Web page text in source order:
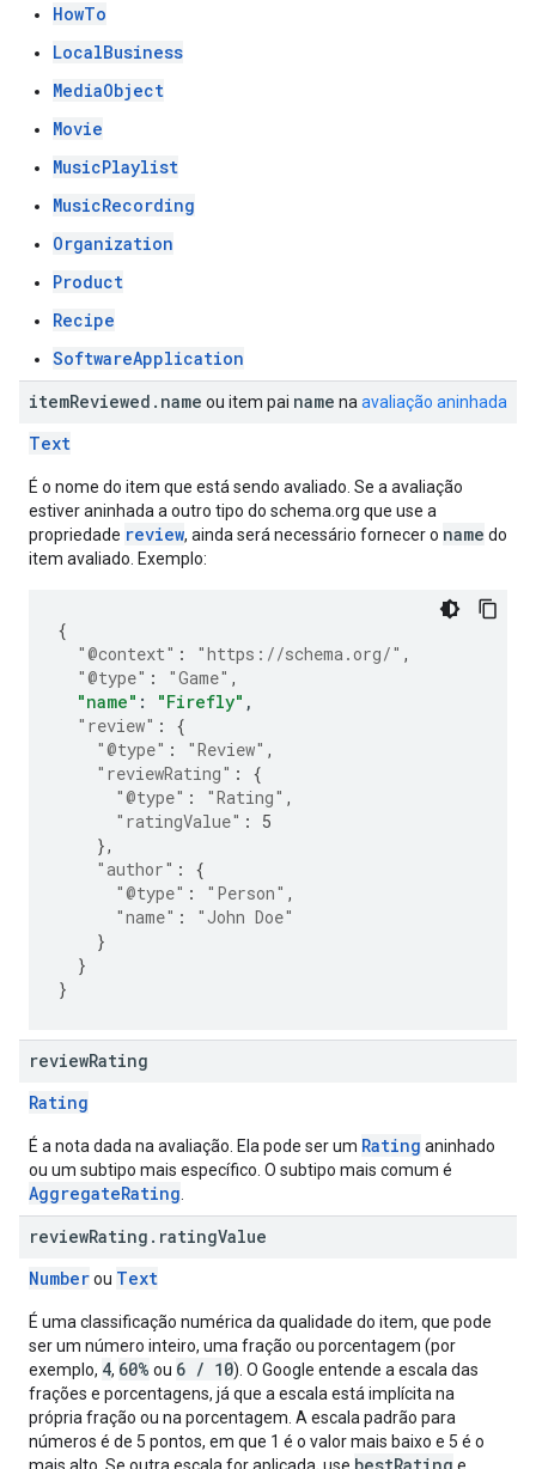
HowTo
LocalBusiness
MediaObject
Movie
MusicPlaylist
MusicRecording
Organization
Product
Recipe
SoftwareApplication
itemReviewed . name ou item pai name na avaliação aninhada
Text
É o nome do item que está sendo avaliado. Se a avaliação
estiver aninhada a outro tipo do schema.org que use a
propriedade review, ainda será necessário fornecer o name do
item avaliado. Exemplo:
{
"@context" : "https://schema.org/" ,
"@type" : "Game" ,
"name" : "Firefly" ,
"review" :
{
"@type" : "Review" ,
"reviewRating" :
{
"@type" : "Rating" ,
"ratingValue" :
5
},
"author" :
{
"@type" : "Person" ,
"name" :
"John Doe"
}
}
}
reviewRating
Rating
É a nota dada na avaliação. Ela pode ser um Rating aninhado
ou um subtipo mais específico. O subtipo mais comum é
AggregateRating
reviewRating . ratingValue
Numberou Text
É uma classificação numérica da qualidade do item, que pode
ser um número inteiro, uma fração ou porcentagem (por
exemplo, 4, 60% ou 6 / 10). O Google entende a escala das
frações e porcentagens, já que a escala está implícita na
própria fração ou na porcentagem. A escala padrão para
números é de 5 pontos, em que 1 é o valor mais baixo e 5 é o
mais alto. Se outra escala for aplicada, use bestRating e